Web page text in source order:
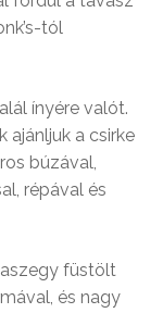
tól
ínyére valót.
ajánljuk a csirke
búzával,
répával és
füstölt
és nagy